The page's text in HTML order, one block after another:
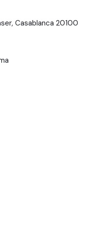
Casablanca 20100